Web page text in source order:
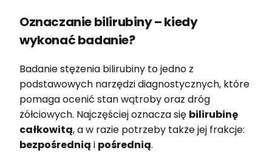
Oznaczanie bilirubiny – kiedy
wykonać badanie?
Badanie stężenia bilirubiny to jedno z
podstawowych narzędzi diagnostycznych, które
pomaga ocenić stan wątroby oraz dróg
żółciowych. Najczęściej oznacza się bilirubinę
całkowitą, a w razie potrzeby także jej frakcje:
bezpośrednią i pośrednią.